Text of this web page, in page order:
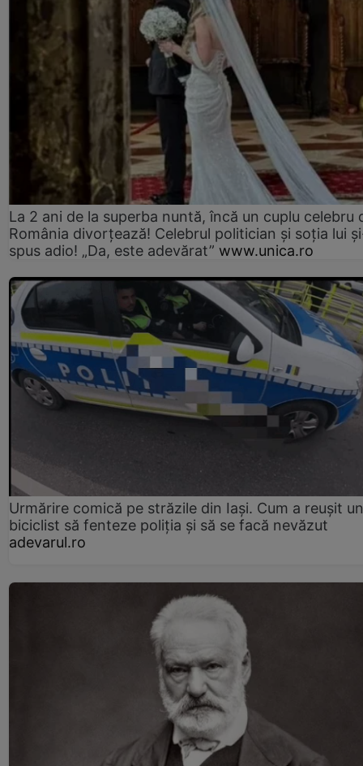
La 2 ani de la superba nuntă, încă un cuplu celebru
România divorțează! Celebrul politician și soția lui
spus adio! „Da, este adevărat” www.unica.ro
Urmărire comică pe străzile din Iași. Cum a reușit un
biciclist să fenteze poliția și să se facă nevăzut
adevarul.ro